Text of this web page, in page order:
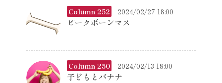
Column 252 2024/02/27 18:00
ピークボーンマス
Column 250 2024/02/13 18:00
子どもとバナナ